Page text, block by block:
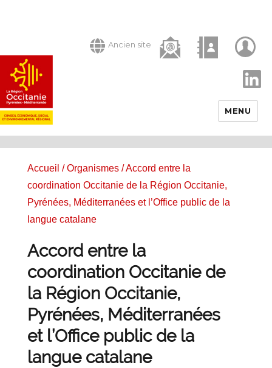
Ancien site
MENU
Accueil /Organismes/ Accord entre la
coordination Occitanie de la Région Occitanie,
Pyrénées, Méditerranées et l’Office public de la
langue catalane
Accord entre la
coordination Occitanie de
la Région Occitanie,
Pyrénées, Méditerranées
et l’Office public de la
langue catalane